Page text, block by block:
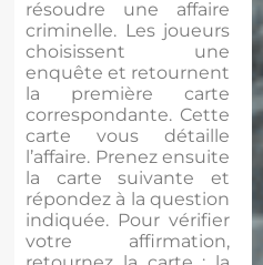
résoudre une affaire
criminelle. Les joueurs
choisissent une
enquête et retournent
la première carte
correspondante. Cette
carte vous détaille
l’affaire. Prenez ensuite
la carte suivante et
répondez à la question
indiquée. Pour vérifier
votre affirmation,